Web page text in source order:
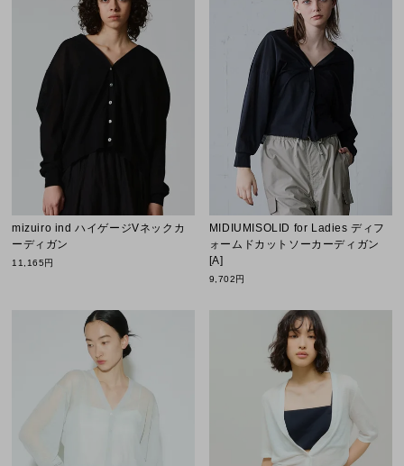
mizuiro ind ハイゲージVネックカ
ーディガン
11,165円
MIDIUMISOLID for Ladies ディフ
ォームドカットソーカーディガン
[A]
9,702円